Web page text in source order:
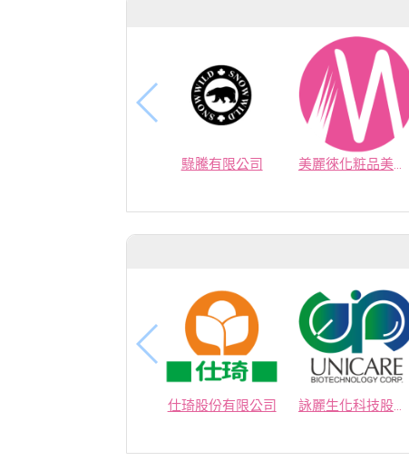
騄騰有限公司 美麗徠化粧品美容工業股份有限公司
仕琦股份有限公司